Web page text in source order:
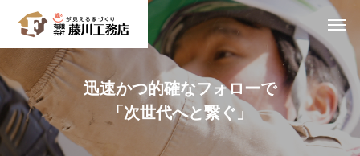
迅速かつ的確なフォローで
「次世代へと繋ぐ」